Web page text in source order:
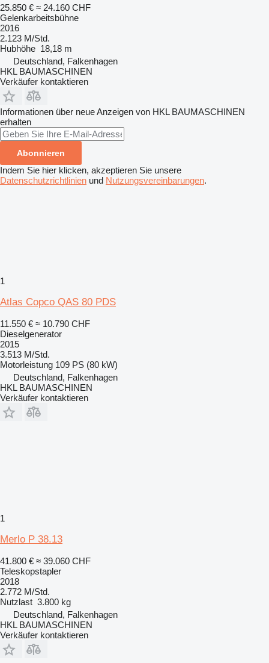
25.850 € ≈ 24.160 CHF
Gelenkarbeitsbühne
2016
2.123 M/Std.
Hubhöhe 18,18 m
Deutschland, Falkenhagen
HKL BAUMASCHINEN
Verkäufer kontaktieren
Informationen über neue Anzeigen von HKL BAUMASCHINEN
erhalten
Abonnieren
Indem Sie hier klicken, akzeptieren Sie unsere
Datenschutzrichtlinien und Nutzungsvereinbarungen.
1
Atlas Copco QAS 80 PDS
11.550 € ≈ 10.790 CHF
Dieselgenerator
2015
3.513 M/Std.
Motorleistung 109 PS (80 kW)
Deutschland, Falkenhagen
HKL BAUMASCHINEN
Verkäufer kontaktieren
1
Merlo P 38.13
41.800 € ≈ 39.060 CHF
Teleskopstapler
2018
2.772 M/Std.
Nutzlast 3.800 kg
Deutschland, Falkenhagen
HKL BAUMASCHINEN
Verkäufer kontaktieren